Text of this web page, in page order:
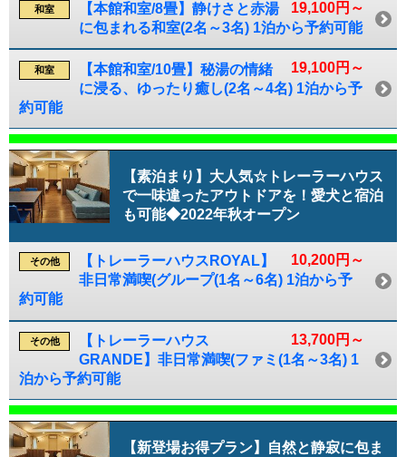
19,100円～
和室
【本館和室/8畳】静けさと赤湯
に包まれる和室(2名～3名) 1泊から予約可能
19,100円～
和室
【本館和室/10畳】秘湯の情緒
に浸る、ゆったり癒し(2名～4名) 1泊から予
約可能
【素泊まり】大人気☆トレーラーハウス
で一味違ったアウトドアを！愛犬と宿泊
も可能◆2022年秋オープン
10,200円～
その他
【トレーラーハウスROYAL】
非日常満喫(グループ(1名～6名) 1泊から予
約可能
13,700円～
その他
【トレーラーハウス
GRANDE】非日常満喫(ファミ(1名～3名) 1
泊から予約可能
【新登場お得プラン】自然と静寂に包ま